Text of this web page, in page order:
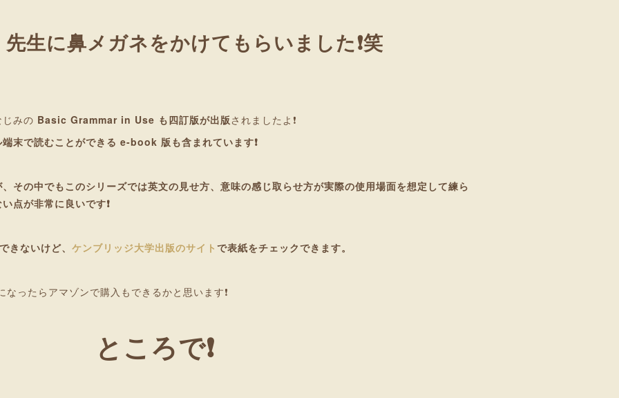
生に鼻メガネをかけてもらいました❗笑
みの Basic Grammar in Use も四訂版が出版 されましたよ❗
末で読むことができる e-book 版も含まれています❗
の中でもこのシリーズでは英文の見せ方、意味の感じ取らせ方が実際の使用場面を想定して練ら
点が非常に良いです❗
ないけど、 ケンブリッジ大学出版のサイト で表紙をチェックできます。
なったらアマゾンで購入もできるかと思います❗
ところで❗